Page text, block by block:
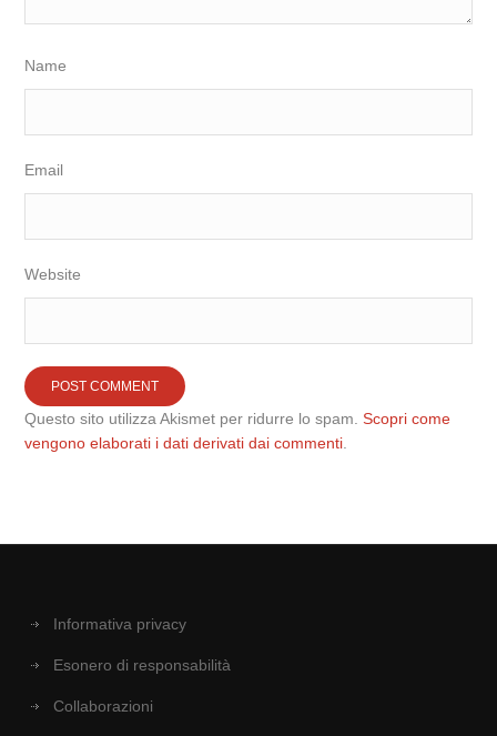
Name
Email
Website
Questo sito utilizza Akismet per ridurre lo spam.Scopri come
vengono elaborati i dati derivati dai commenti
Informativa privacy
Esonero di responsabilità
Collaborazioni